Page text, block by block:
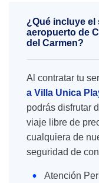
¿Qué incluye el
aeropuerto de
del Carmen?
Al contratar tu
a Villa Unica
podrás disfrutar
viaje libre de
cualquiera de
seguridad de
Atención